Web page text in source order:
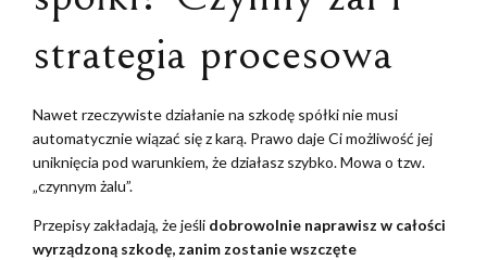
strategia procesowa
Nawet rzeczywiste działanie na szkodę spółki nie musi
automatycznie wiązać się z karą. Prawo daje Ci możliwość jej
uniknięcia pod warunkiem, że działasz szybko. Mowa o tzw.
„czynnym żalu”.
Przepisy zakładają, że jeśli dobrowolnie naprawisz w całości
wyrządzoną szkodę, zanim zostanie wszczęte